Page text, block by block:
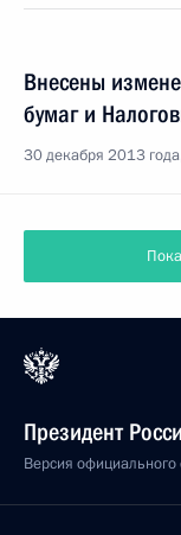
Внесены
бумаг и
30 декабря 2013
Президент
Версия официального